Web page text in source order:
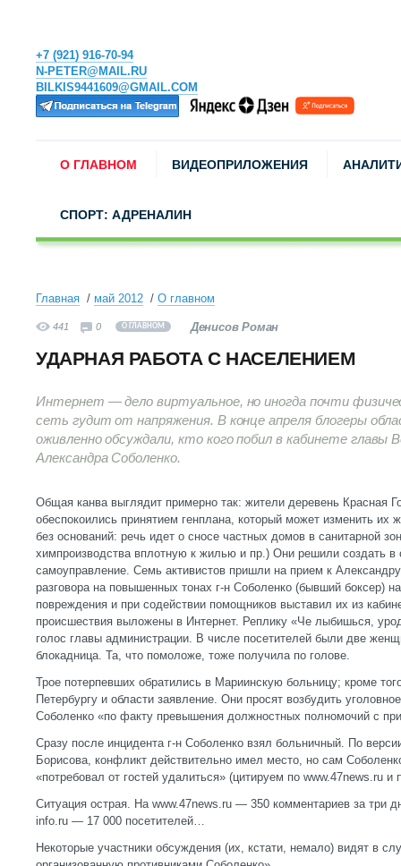
+7 (921) 916-70-94
N-PETER@MAIL.RU
BILKIS9441609@GMAIL.COM
О ГЛАВНОМ ВИДЕОПРИЛОЖЕНИЯ
СПОРТ: АДРЕНАЛИН
Главная май 2012 О главном
441 0 О ГЛАВНОМ Денисов Роман
УДАРНАЯ РАБОТА С НАСЕЛЕНИЕМ
Интернет — дело виртуальное, но иногда почти
сеть гудит от напряжения. В конце апреля блогеры
оживленно обсуждали, кто кого побил в кабинете главы
Александра Соболенко.
Общая канва выглядит примерно так: жители деревень Красная
обеспокоились принятием генплана, который может изменить их
без оснований: речь идет о сносе частных домов в санитарной
химпроизводства вплотную к жилью и пр.) Они решили создать в
самоуправление. Семь активистов пришли на прием к
разговора на повышенных тонах г-н Соболенко (бывший боксер)
повреждения и при содействии помощников выставил их из
происшествия выложены в Интернет. Реплику «Че лыбишься,
голос главы администрации. В числе посетителей были две
блокадница. Та, что помоложе, тоже получила по голове.
Трое потерпевших обратились в Мариинскую больницу; кроме
Петербургу и области заявление. Они просят возбудить
Соболенко «по факту превышения должностных полномочий с
Сразу после инцидента г-н Соболенко взял больничный. По
Борисова, конфликт действительно имел место, но сам
«потребовал от гостей удалиться» (цитируем по www.47news.ru
Ситуация острая. На www.47news.ru — 350 комментариев за три
info.ru — 17 000 посетителей…
Некоторые участники обсуждения (их, кстати, немало) видят в